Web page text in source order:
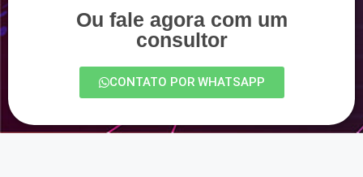
Ou fale agora com um
consultor
CONTATO POR WHATSAPP